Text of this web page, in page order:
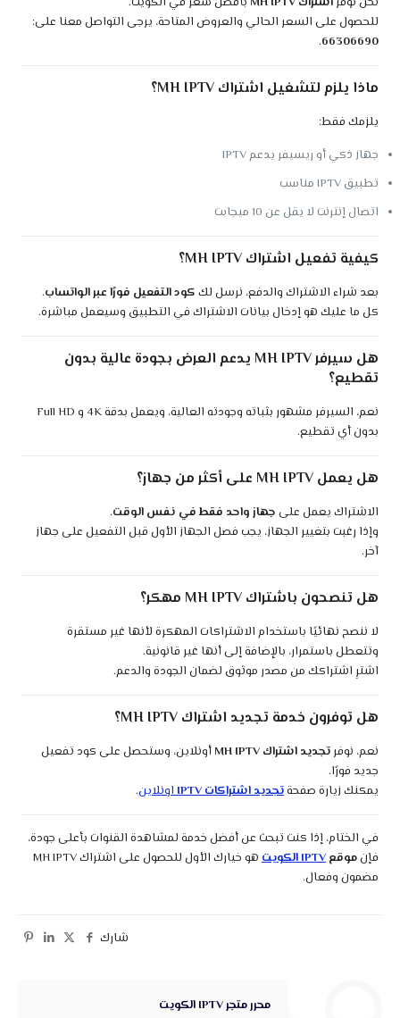
للحصول على السعر الحالي والعروض المتاحة، يرجى التواصل معنا على:
66306690
.
ماذا يلزم لتشغيل اشتراك MH IPTV؟
يلزمك فقط:
جهاز ذكي أو ريسيفر يدعم IPTV
تطبيق IPTV مناسب
اتصال إنترنت لا يقل عن 10 ميجابت
كيفية تفعيل اشتراك MH IPTV؟
بعد شراء الاشتراك والدفع، نرسل لك كود التفعيل فورًا عبر الواتساب.
كل ما عليك هو إدخال بيانات الاشتراك في التطبيق وسيعمل مباشرة.
هل سيرفر MH IPTV يدعم العرض بجودة عالية بدون
تقطيع؟
نعم، السيرفر مشهور بثباته وجودته العالية، ويعمل بدقة 4K و Full HD
بدون أي تقطيع.
هل يعمل MH IPTV على أكثر من جهاز؟
الاشتراك يعمل على جهاز واحد فقط في نفس الوقت.
وإذا رغبت بتغيير الجهاز، يجب فصل الجهاز الأول قبل التفعيل على جهاز
آخر.
هل تنصحون باشتراك MH IPTV مهكر؟
لا ننصح نهائيًا باستخدام الاشتراكات المهكرة لأنها غير مستقرة
وتتعطل باستمرار، بالإضافة إلى أنها غير قانونية.
اشترِ اشتراكك من مصدر موثوق لضمان الجودة والدعم.
هل توفرون خدمة تجديد اشتراك MH IPTV؟
نعم، نوفرتجديد اشتراك MH IPTV
أونلاين، وستحصل على كود تفعيل
جديد فورًا.
يمكنك زيارة صفحةتجديد اشتراكات IPTV اونلاين.
في الختام، إذا كنت تبحث عن أفضل خدمة لمشاهدة القنوات بأعلى جودة،
فإنموقعIPTV الكويت
هو خيارك الأول للحصول على اشتراك MH IPTV
مضمون وفعال.
شارك
محرر متجر IPTV الكويت